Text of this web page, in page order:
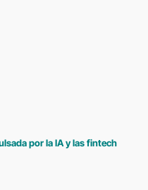
por la IA y las fintech